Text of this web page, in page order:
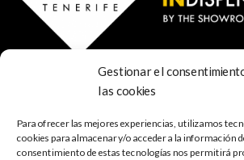
Gestionar el
las cookies
Para ofrecer las mejores experiencias, utilizamos
cookies para almacenar y/o acceder a la información
consentimiento de estas tecnologías nos permitirá
© 2025 TIME IN TENERIFE - Rosti
38001 Santa Cruz de Tenerife